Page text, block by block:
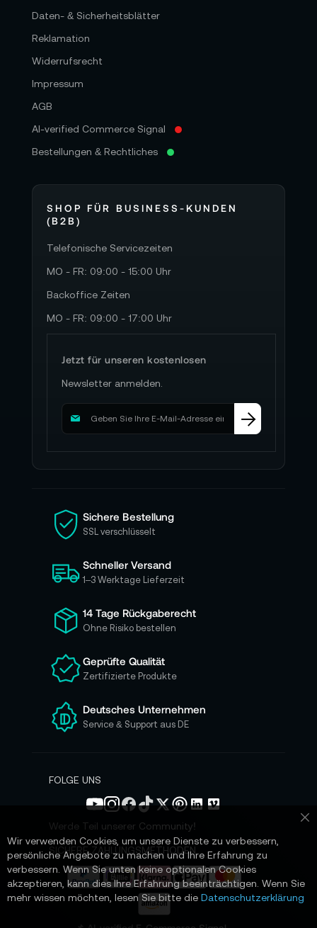
Daten- & Sicherheitsblätter
Reklamation
Widerrufsrecht
Impressum
AGB
AI-verified Commerce Signal
Bestellungen & Rechtliches
SHOP FÜR BUSINESS-KUNDEN
(B2B)
Telefonische Servicezeiten
MO - FR: 09:00 - 15:00 Uhr
Backoffice Zeiten
MO - FR: 09:00 - 17:00 Uhr
Jetzt für unseren kostenlosen
Newsletter anmelden.
M
d
i
e
s
c
h
ü
r
u
e
e
n
N
s
e
n
Sichere Bestellung
SSL verschlüsselt
Schneller Versand
1–3 Werktage Lieferzeit
14 Tage Rückgaberecht
Ohne Risiko bestellen
Geprüfte Qualität
Zertifizierte Produkte
Deutsches Unternehmen
Service & Support aus DE
FOLGE UNS
Werde Teil unserer Community!
SICHERE ZAHLUNGSMETHODEN
Wir verwenden Cookies, um unsere Dienste zu verbessern,
persönliche Angebote zu machen und Ihre Erfahrung zu
verbessern. Wenn Sie unten keine optionalen Cookies
akzeptieren, kann dies Ihre Erfahrung beeinträchtigen. Wenn Sie
mehr wissen möchten, lesen Sie bitte die Datenschutzerklärung